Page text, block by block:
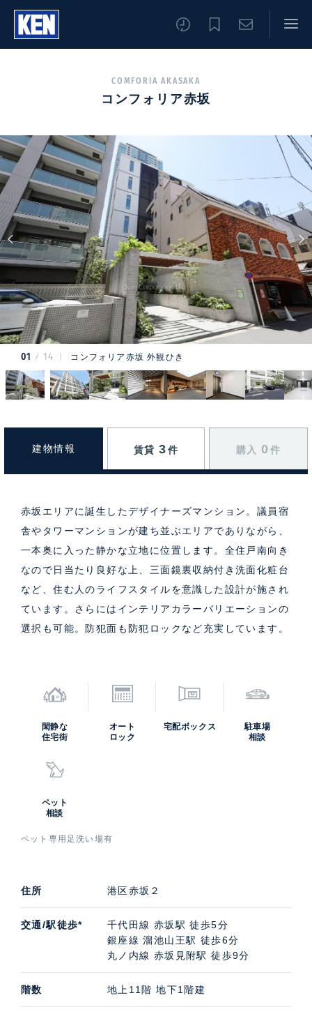
COMFORIA AKASAKA
コンフォリア赤坂
01 14 コンフォリア赤坂 外観ひき
建物情報 賃貸 3 件 購入 0 件
赤坂エリアに誕生したデザイナーズマンション。議員宿
舎やタワーマンションが建ち並ぶエリアでありながら、
一本奥に入った静かな立地に位置します。全住戸南向き
なので日当たり良好な上、三面鏡裏収納付き洗面化粧台
など、住む人のライフスタイルを意識した設計が施され
ています。さらにはインテリアカラーバリエーションの
選択も可能。防犯面も防犯ロックなど充実しています。
閑静な
住宅街
オート
ロック
宅配ボックス
駐車場
相談
ペット
相談
ペット専用足洗い場有
住所 港区赤坂２
交通/駅徒歩*
千代田線 赤坂駅 徒歩5分
銀座線 溜池山王駅 徒歩6分
丸ノ内線 赤坂見附駅 徒歩9分
階数 地上11階 地下1階建